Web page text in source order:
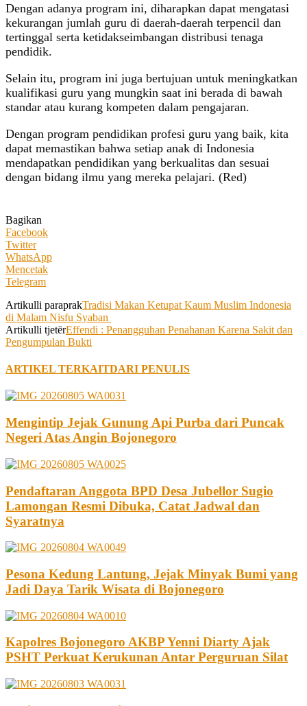
Dengan adanya program ini, diharapkan dapat mengatasi
kekurangan jumlah guru di daerah-daerah terpencil dan
tertinggal serta ketidakseimbangan distribusi tenaga
pendidik.
Selain itu, program ini juga bertujuan untuk meningkatkan
kualifikasi guru yang mungkin saat ini berada di bawah
standar atau kurang kompeten dalam pengajaran.
Dengan program pendidikan profesi guru yang baik, kita
dapat memastikan bahwa setiap anak di Indonesia
mendapatkan pendidikan yang berkualitas dan sesuai
dengan bidang ilmu yang mereka pelajari. (Red)
Bagikan
Facebook
Twitter
WhatsApp
Mencetak
Telegram
Artikulli paraprakTradisi Makan Ketupat Kaum Muslim Indonesia
di Malam Nisfu Syaban
Artikulli tjetërEffendi : Penangguhan Penahanan Karena Sakit dan
Pengumpulan Bukti
ARTIKEL TERKAITDARI PENULIS
Mengintip Jejak Gunung Api Purba dari Puncak
Negeri Atas Angin Bojonegoro
Pendaftaran Anggota BPD Desa Jubellor Sugio
Lamongan Resmi Dibuka, Catat Jadwal dan
Syaratnya
Pesona Kedung Lantung, Jejak Minyak Bumi yang
Jadi Daya Tarik Wisata di Bojonegoro
Kapolres Bojonegoro AKBP Yenni Diarty Ajak
PSHT Perkuat Kerukunan Antar Perguruan Silat